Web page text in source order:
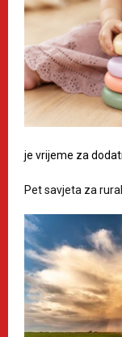
je vrijeme za
Pet savjeta za